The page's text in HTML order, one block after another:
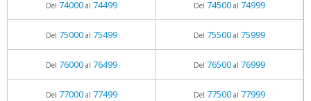
Del 74000al 74499 Del 74500al 74999
Del 75000al 75499 Del 75500al 75999
Del 76000al 76499 Del 76500al 76999
Del 77000al 77499 Del 77500al 77999